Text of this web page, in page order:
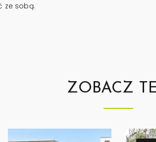
ze sobą.
ZOBACZ